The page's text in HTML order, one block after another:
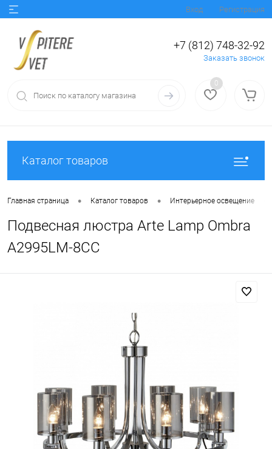
Вход Регистрация
+7 (812) 748-32-92
Заказать звонок
0
Каталог товаров
Главная страница • Каталог товаров • Интерьерное освещение
Подвесная люстра Arte Lamp Ombra
A2995LM-8CC